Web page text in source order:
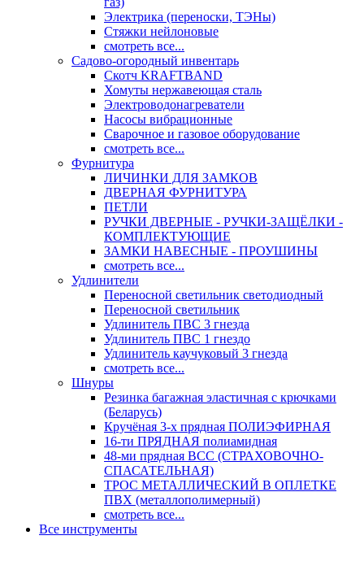
Электрика (переноски, ТЭНы)
Стяжки нейлоновые
смотреть все...
Садово-огородный инвентарь
Скотч KRAFTBAND
Хомуты нержавеющая сталь
Электроводонагреватели
Насосы вибрационные
Сварочное и газовое оборудование
смотреть все...
Фурнитура
ЛИЧИНКИ ДЛЯ ЗАМКОВ
ДВЕРНАЯ ФУРНИТУРА
ПЕТЛИ
РУЧКИ ДВЕРНЫЕ - РУЧКИ-ЗАЩЁЛКИ -
КОМПЛЕКТУЮЩИЕ
ЗАМКИ НАВЕСНЫЕ - ПРОУШИНЫ
смотреть все...
Удлинители
Переносной светильник светодиодный
Переносной светильник
Удлинитель ПВС 3 гнезда
Удлинитель ПВС 1 гнездо
Удлинитель каучуковый 3 гнезда
смотреть все...
Шнуры
Резинка багажная эластичная с крючками
(Беларусь)
Кручёная 3-х прядная ПОЛИЭФИРНАЯ
16-ти ПРЯДНАЯ полиамидная
48-ми прядная ВСС (СТРАХОВОЧНО-
СПАСАТЕЛЬНАЯ)
ТРОС МЕТАЛЛИЧЕСКИЙ В ОПЛЕТКЕ
ПВХ (металлополимерный)
смотреть все...
Все инструменты